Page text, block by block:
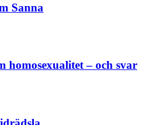
Sanna
– och svar